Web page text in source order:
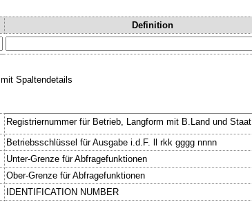
Definition
mit Spaltendetails
Registriernummer für Betrieb, Langform mit B.Land und Staat
Betriebsschlüssel für Ausgabe i.d.F. ll rkk gggg nnnn
Unter-Grenze für Abfragefunktionen
Ober-Grenze für Abfragefunktionen
IDENTIFICATION NUMBER